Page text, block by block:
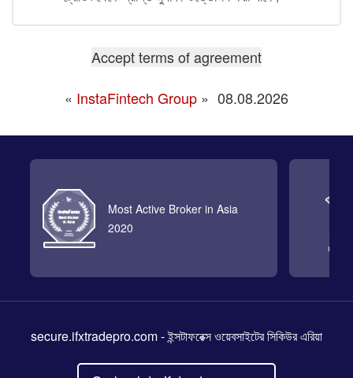
« InstaFintech Group » 08.08.2026
Most Active Broker in Asia
2020
secure.ifxtradepro.com- ইন্সটাফরেক্স ওয়েবসাইটের সিকিউর এরিয়া